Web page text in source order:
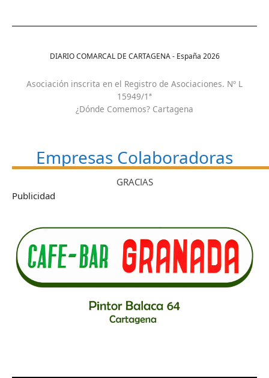
DIARIO COMARCAL DE CARTAGENA - España 2026
Asociación inscrita en el Registro de Asociaciones. Nº L
15949/1ª
¿Dónde Comemos? Cartagena
Empresas Colaboradoras
GRACIAS
Publicidad